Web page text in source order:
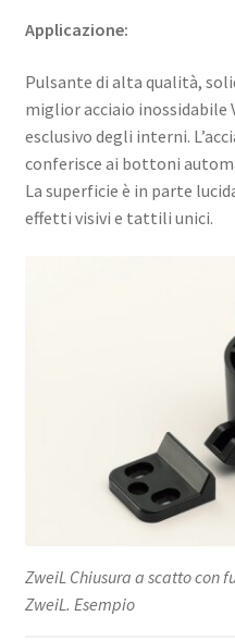
esclusivo
interni,
di
ZweiL®
/
Sugatsune
(Giappone)
Applicazione:
Pulsante di alta qualità,
miglior acciaio inossidabile
esclusivo degli interni.
conferisce ai bottoni
La superficie è in parte
effetti visivi e tattili unici.
ZweiL Chiusura a scatto con
ZweiL. Esempio